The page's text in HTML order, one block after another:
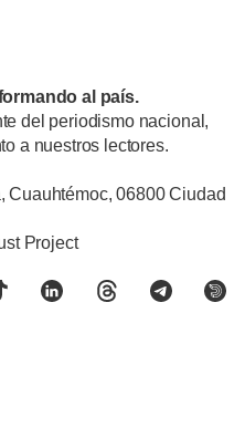
al país.
del periodismo nacional,
a nuestros lectores.
Cuauhtémoc, 06800 Ciudad
Project